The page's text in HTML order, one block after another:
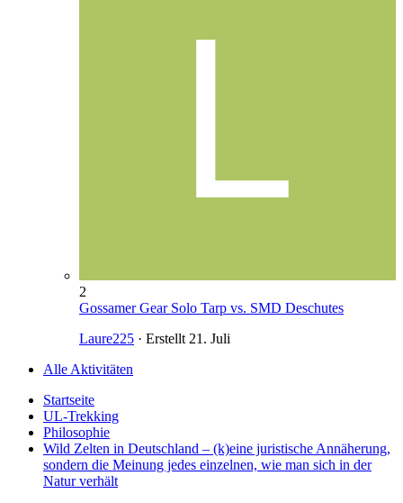
2
Gossamer Gear Solo Tarp vs. SMD Deschutes
Laure225 · Erstellt 21. Juli
Alle Aktivitäten
Startseite
UL-Trekking
Philosophie
Wild Zelten in Deutschland – (k)eine juristische Annäherung,
sondern die Meinung jedes einzelnen, wie man sich in der
Natur verhält